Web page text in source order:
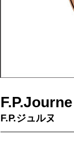
F.P.Journe
F.P.ジュルヌ